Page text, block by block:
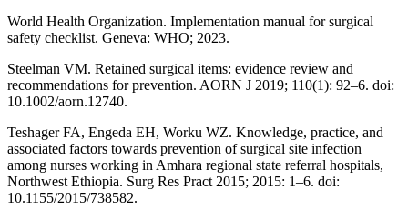
World Health Organization. Implementation manual for surgical
safety checklist. Geneva: WHO; 2023.
Steelman VM. Retained surgical items: evidence review and
recommendations for prevention. AORN J 2019; 110(1): 92–6. doi:
10.1002/aorn.12740.
Teshager FA, Engeda EH, Worku WZ. Knowledge, practice, and
associated factors towards prevention of surgical site infection
among nurses working in Amhara regional state referral hospitals,
Northwest Ethiopia. Surg Res Pract 2015; 2015: 1–6. doi:
10.1155/2015/738582.